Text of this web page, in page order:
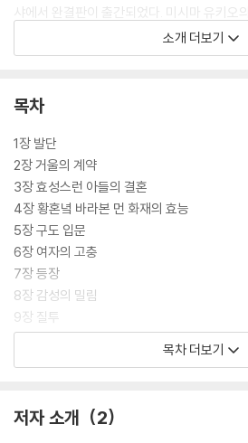
샤에서 완결판이 출간되었다. 미시마 유키오
자인 가와바타 야스나리조차 ‘놀라운 작품’이
도로 완성도 높은 작품을 세상에 내놓았지만
하지만 미시마 유키오는 『금색』으로 자신의
소개 더보기
목차
1장 발단
2장 거울의 계약
3장 효성스런 아들의 결혼
4장 황혼녘 바라본 먼 화재의 효능
5장 구도 입문
6장 여자의 고충
7장 등장
8장 감성의 밀림
9장 질투
10장 거짓의 우연과 진실의 우연
14장 독립독보
목차 더보기
저자 소개 2